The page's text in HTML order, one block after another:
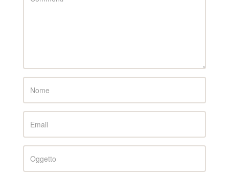
Name
Email
Subject